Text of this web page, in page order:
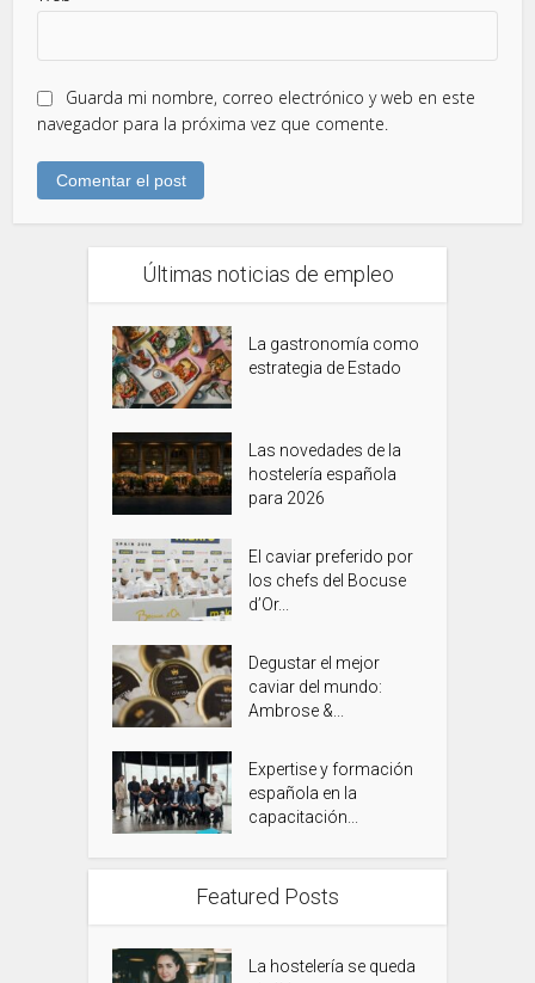
Guarda mi nombre, correo electrónico y web en este
navegador para la próxima vez que comente.
Últimas noticias de empleo
La gastronomía como
estrategia de Estado
Las novedades de la
hostelería española
para 2026
El caviar preferido por
los chefs del Bocuse
d’Or...
Degustar el mejor
caviar del mundo:
Ambrose &...
Expertise y formación
española en la
capacitación...
Featured Posts
La hostelería se queda